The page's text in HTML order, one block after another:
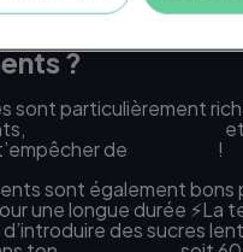
?
sont particulièrement
de
!
sont également bons
une longue durée ⚡La
des sucres